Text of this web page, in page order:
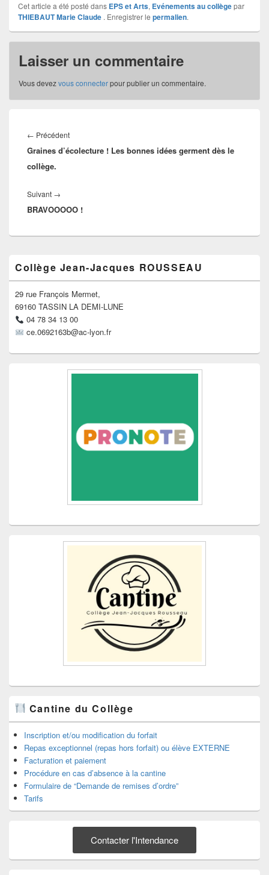
Cet article a été posté dans EPS et Arts, Evénements au collègepar
THIEBAUT Marie Claude . Enregistrer le permalien.
Laisser un commentaire
Vous devezvous connecterpour publier un commentaire.
de
l’article
← PrécédentArticle
précédent :
Graines d’écolecture ! Les bonnes idées germent dès le
collège.
Suivant →
suivant :
BRAVOOOOO !
principale
de
widget
pour
barre
latérale
Collège Jean-Jacques ROUSSEAU
29 rue François Mermet,
69160 TASSIN LA DEMI-LUNE
04 78 34 13 00
ce.0692163b@ac-lyon.fr
Cantine du Collège
Inscription et/ou modification du forfait
Repas exceptionnel (repas hors forfait) ou élève EXTERNE
Facturation et paiement
Procédure en cas d’absence à la cantine
Formulaire de “Demande de remises d’ordre”
Tarifs
Contacter l'Intendance